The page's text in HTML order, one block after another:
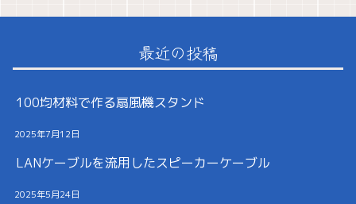
最近の投稿
100均材料で作る扇風機スタンド
2025年7月12日
LANケーブルを流用したスピーカーケーブル
2025年5月24日